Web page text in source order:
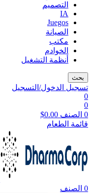
التصميم
IA
Juegos
الصيانة
مكتب
الخوادم
أنظمة التشغيل
بحث
تسجيل الدخول/التسجيل
0
0
0 الصنف $0.00
قائمة الطعام
0 الصنف